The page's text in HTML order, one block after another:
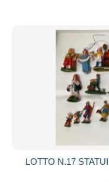
LOTTO N.17